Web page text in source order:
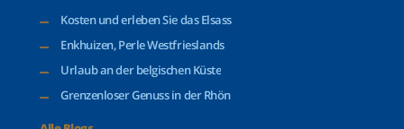
Kosten und erleben Sie das Elsass
Enkhuizen, Perle Westfrieslands
Urlaub an der belgischen Küste
Grenzenloser Genuss in der Rhön